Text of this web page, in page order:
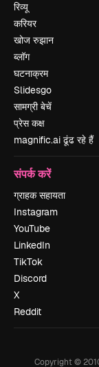
रिव्यू
करियर
खोज रुझान
ब्लॉग
घटनाक्रम
Slidesgo
सामग्री बेचें
प्रेस कक्ष
magnific.ai ढूंढ रहे हैं
संपर्क करें
ग्राहक सहायता
Instagram
YouTube
LinkedIn
TikTok
Discord
X
Reddit
Copyright ©